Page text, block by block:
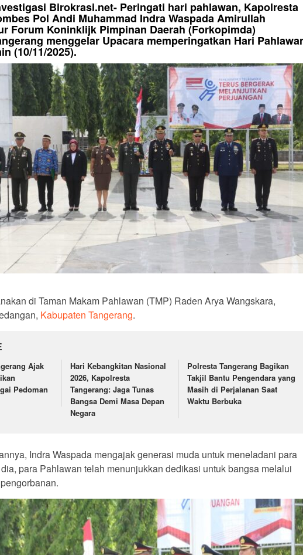
Birokrasi.net- Peringati hari pahlawan, Kapolresta
Pol Andi Muhammad Indra Waspada Amirullah
Forum Koninklijk Pimpinan Daerah (Forkopimda)
menggelar Upacara memperingatkan Hari
(10/11/2025).
di Taman Makam Pahlawan (TMP) Raden Arya Wangskara,
Kabupaten Tangerang.
Ajak
Pedoman
Hari Kebangkitan Nasional
2026, Kapolresta
Tangerang: Jaga Tunas
Bangsa Demi Masa Depan
Negara
Polresta Tangerang Bagikan
Takjil Bantu Pengendara yang
Masih di Perjalanan Saat
Waktu Berbuka
Indra Waspada mengajak generasi muda untuk meneladani para
para Pahlawan telah menunjukkan dedikasi untuk bangsa melalui